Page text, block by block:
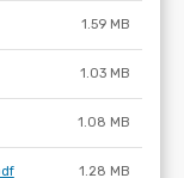
1.59 MB
1.03 MB
1.08 MB
1.28 MB